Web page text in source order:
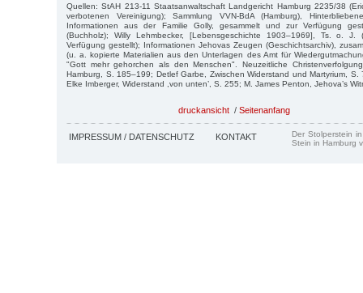
Quellen: StAH 213-11 Staatsanwaltschaft Landgericht Hamburg 2235/38
verbotenen Vereinigung); Sammlung VVN-BdA (Hamburg),
Informationen aus der Familie Golly, gesammelt und zur Verfügung
(Buchholz); Willy Lehmbecker, [Lebensgeschichte 1903–1969], Ts. o. J.
Verfügung gestellt); Informationen Jehovas Zeugen (Geschichtsarchiv),
(u. a. kopierte Materialien aus den Unterlagen des Amt für
"Gott mehr gehorchen als den Menschen". Neuzeitliche
Hamburg, S. 185–199; Detlef Garbe, Zwischen Widerstand und Martyrium,
Elke Imberger, Widerstand ,von unten’, S. 255; M. James Penton, Jehova’s
druckansicht / Seitenanfang
IMPRESSUM / DATENSCHUTZ KONTAKT
Der Stolperstein
Stein in Hamburg